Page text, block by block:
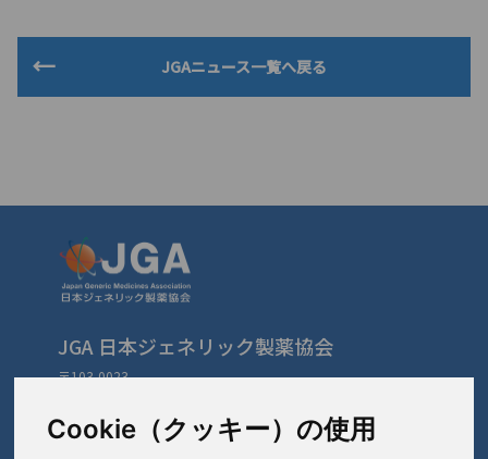
Cookie（クッキー）の使用
JGAニュース一覧へ戻る
JGA 日本ジェネリック製薬協会
〒103-0023
TEL: 03-3279-1890 / FAX: 03-3241-2978